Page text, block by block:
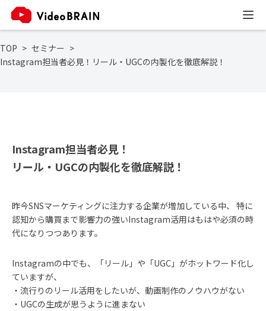
TOP
セミナー
Instagram担当者必見！リール・UGCの内製化を徹底解説！
Instagram担当者必見！
リール・UGCの内製化を徹底解説！
昨今SNSマーケティングに注力する企業が増加している中、 特に
認知から購買まで影響力の強いInstagram活用はもはや必須の時
代になりつつあります。
Instagramの中でも、「リール」や「UGC」がホットワード化し
ていますが、
・流行りのリール活用をしたいが、動画制作のノウハウがない
・UGCの生成が思うように進まない